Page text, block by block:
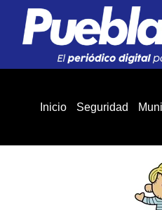
Inicio Seguridad